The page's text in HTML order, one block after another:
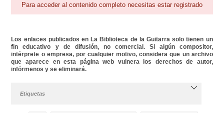
Para acceder al contenido completo necesitas estar registrado
Los enlaces publicados en La Biblioteca de la Guitarra solo tienen un
fin educativo y de difusión, no comercial. Si algún compositor,
intérprete o empresa, por cualquier motivo, considera que un archivo
que aparece en esta página web vulnera los derechos de autor,
infórmenos y se eliminará.
Etiquetas